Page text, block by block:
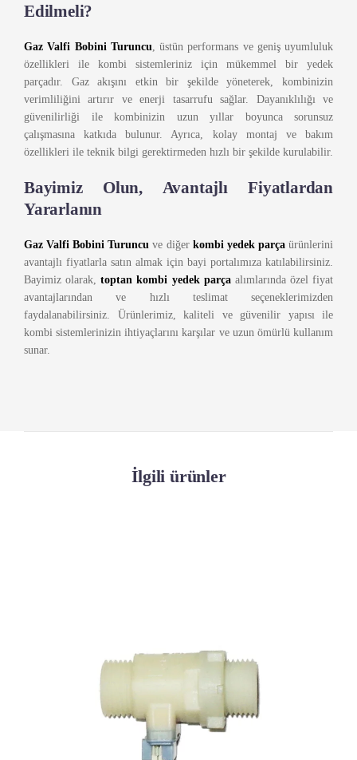
Edilmeli?
Gaz Valfi Bobini Turuncu, üstün performans ve geniş uyumluluk
özellikleri ile kombi sistemleriniz için mükemmel bir yedek
parçadır. Gaz akışını etkin bir şekilde yöneterek, kombinizin
verimliliğini artırır ve enerji tasarrufu sağlar. Dayanıklılığı ve
güvenilirliği ile kombinizin uzun yıllar boyunca sorunsuz
çalışmasına katkıda bulunur. Ayrıca, kolay montaj ve bakım
özellikleri ile teknik bilgi gerektirmeden hızlı bir şekilde kurulabilir.
Bayimiz Olun, Avantajlı Fiyatlardan
Yararlanın
Gaz Valfi Bobini Turuncu ve diğer kombi yedek parçaürünlerini
avantajlı fiyatlarla satın almak için bayi portalımıza katılabilirsiniz.
Bayimiz olarak,toptan kombi yedek parçaalımlarında özel fiyat
avantajlarından ve hızlı teslimat seçeneklerimizden
faydalanabilirsiniz. Ürünlerimiz, kaliteli ve güvenilir yapısı ile
kombi sistemlerinizin ihtiyaçlarını karşılar ve uzun ömürlü kullanım
sunar.
İlgili ürünler